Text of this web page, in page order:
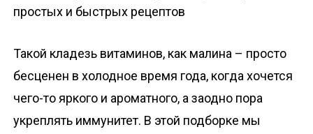
Такой кладезь витаминов, как малина – просто
бесценен в холодное время года, когда хочется
чего-то яркого и ароматного, а заодно пора
укреплять иммунитет. В этой подборке мы